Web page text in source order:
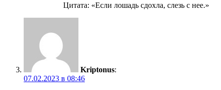
Цитата: «Если лошадь сдохла, слезь с нее.»
Kriptonus:
07.02.2023 в 08:46